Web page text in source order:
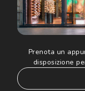
Prenota un
disposizione